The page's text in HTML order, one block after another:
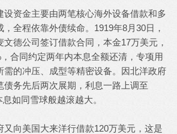
设资金主要由两笔核心海外设备借款和多
全程依靠外债续命。1919年8月30日，
文德公司签订借款合同，本金17万美元，
合同约定两年内本息全额还清，专项用
需的冲压、成型等精密设备。因北洋政府
债务先后两次展期，利息一路上调至
如同雪球般越滚越大。
又向美国大来洋行借款120万美元，这是